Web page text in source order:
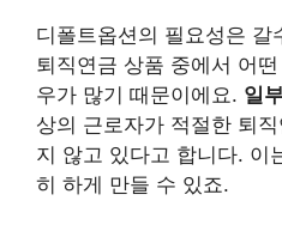
디폴트옵션의 필요성은 갈
퇴직연금 상품 중에서 어
우가 많기 때문이에요. 일
상의 근로자가 적절한 퇴
지 않고 있다고 합니다. 이
히 하게 만들 수 있죠.